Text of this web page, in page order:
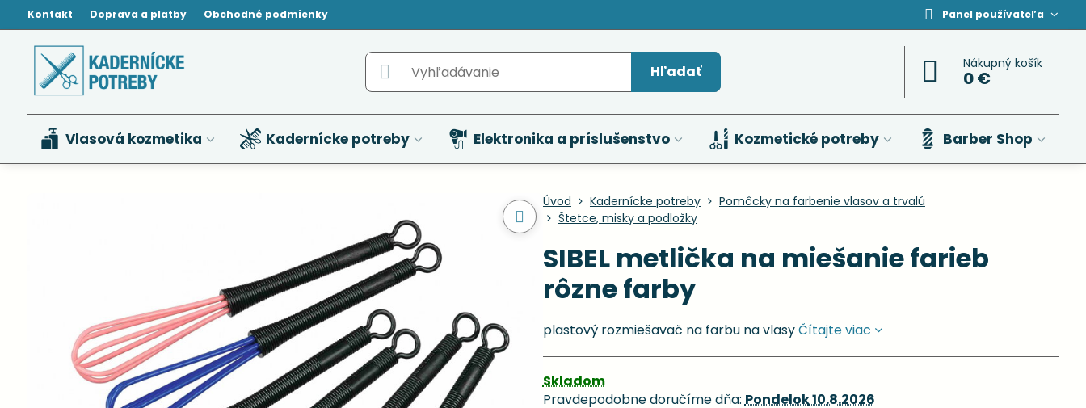
Kontakt Doprava a platby Obchodné podmienky Panel používateľa
Hľadať Nákupný košík
0 €
Vlasová kozmetika Kadernícke potreby Elektronika a príslušenstvo Kozmetické potreby Barber Shop
Úvod Kadernícke potreby
Pomôcky na farbenie vlasov a trvalú
Štetce, misky a podložky
SIBEL metlička na miešanie farieb
rôzne farby
plastový rozmiešavač na farbu na vlasyČítajte viac
Skladom
Pravdepodobne doručíme dňa:Pondelok10.8.2026